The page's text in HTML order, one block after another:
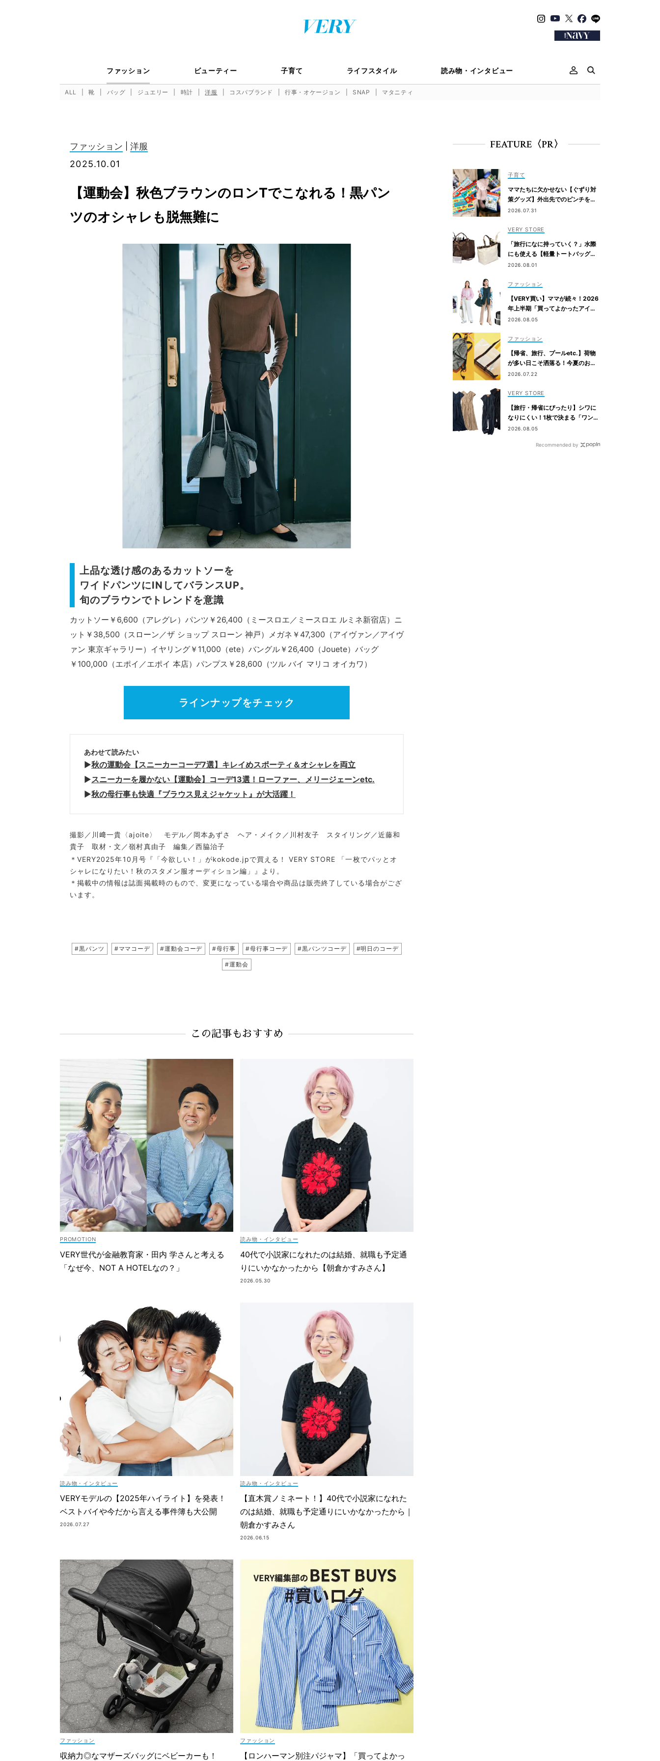
ファッション ビューティー 子育て ライフスタイル 読み物・インタビュー
ALL 靴 バッグ ジュエリー 時計 洋服 コスパブランド 行事・オケージョン SNAP マタニティ
ファッション
洋服
2025.10.01
【運動会】秋色ブラウンのロンTでこなれる！黒パン
ツのオシャレも脱無難に
上品な透け感のあるカットソーを
ワイドパンツにINしてバランスUP。
旬のブラウンでトレンドを意識
カットソー￥6,600（アレグレ）パンツ￥26,400（ミースロエ／ミースロエ ルミネ新宿店）ニ
ット￥38,500（スローン／ザ ショップ スローン 神戸）メガネ￥47,300（アイヴァン／アイヴ
ァン 東京ギャラリー）イヤリング￥11,000（ete）バングル￥26,400（Jouete）バッグ
￥100,000（エポイ／エポイ 本店）パンプス￥28,600（ツル バイ マリコ オイカワ）
ラインナップをチェック
あわせて読みたい
▶︎秋の運動会【スニーカーコーデ7選】キレイめスポーティ＆オシャレを両立
▶︎スニーカーを履かない【運動会】コーデ13選！ローファー、メリージェーンetc.
▶︎秋の母行事も快適『ブラウス見えジャケット』が大活躍！
撮影／川﨑一貴〈ajoite〉 モデル／岡本あずさ ヘア・メイク／川村友子 スタイリング／近藤和
貴子 取材・文／嶺村真由子 編集／西脇治子
＊VERY2025年10月号『「今欲しい！」がkokode.jpで買える！ VERY STORE 「一枚でパッとオ
シャレになりたい！秋のスタメン服オーディション編」』より。
＊掲載中の情報は誌面掲載時のもので、変更になっている場合や商品は販売終了している場合がござ
います。
#黒パンツ #ママコーデ #運動会コーデ #母行事 #母行事コーデ #黒パンツコーデ #明日のコーデ
#運動会
この記事もおすすめ
VERY世代が金融教育家・田内 学さんと考える
「なぜ今、NOT A HOTELなの？」
読み物・インタビュー
40代で小説家になれたのは結婚、就職も予定通
りにいかなかったから【朝倉かすみさん】
2026.05.30
読み物・インタビュー
VERYモデルの【2025年ハイライト】を発表！
ベストバイや今だから言える事件簿も大公開
2026.07.27
読み物・インタビュー
【直木賞ノミネート！】40代で小説家になれた
のは結婚、就職も予定通りにいかなかったから｜
朝倉かすみさん
2026.06.15
ファッション
収納力◎なマザーズバッグにベビーカーも！
ファッション
【ロンハーマン別注パジャマ】「買ってよかっ
FEATURE〈PR〉
子育て
ママたちに欠かせない【ぐずり対
策グッズ】外出先でのピンチを解
決！
2026.07.31
VERY STORE
「旅行になに持っていく？」水際
にも使える【軽量トートバッグ】4
選
2026.08.01
ファッション
【VERY買い】ママが続々！2026
年上半期「買ってよかったアイテ
ム」を発表
2026.08.05
ファッション
【帰省、旅行、プールetc.】荷物
が多い日こそ洒落る！今夏のお出
かけ名品「トート＆リュック」５
2026.07.22
VERY STORE
【旅行・帰省にぴったり】シワに
なりにくい！1枚で決まる「ワンピ
&オールインワン」2選
2026.08.05
Recommended by